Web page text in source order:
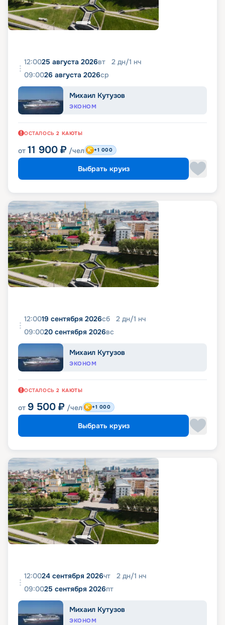
12:0025 августа 2026вт 2 дн/1 нч
09:0026 августа 2026ср
Михаил Кутузов
ЭКОНОМ
ОСТАЛОСЬ 2 КАЮТЫ
от 11 900 ₽ /чел +1 000
Выбрать круиз
12:0019 сентября 2026сб 2 дн/1 нч
09:0020 сентября 2026вс
Михаил Кутузов
ЭКОНОМ
ОСТАЛОСЬ 2 КАЮТЫ
от 9 500 ₽ /чел +1 000
Выбрать круиз
12:0024 сентября 2026чт 2 дн/1 нч
09:0025 сентября 2026пт
Михаил Кутузов
ЭКОНОМ